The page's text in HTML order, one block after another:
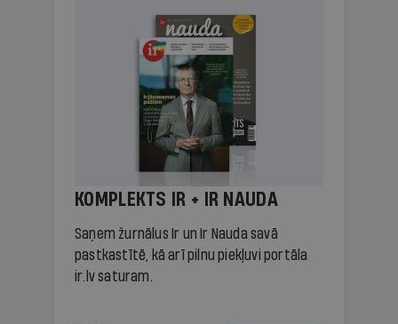
KOMPLEKTS IR + IR NAUDA
Saņem žurnālus Ir un Ir Nauda savā
pastkastītē, kā arī pilnu piekļuvi portāla
ir.lv saturam.